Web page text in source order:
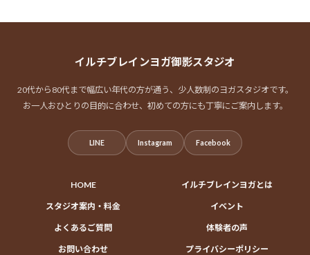
イルチブレインヨガ御影スタジオ
20代から80代まで幅広い年代の方が通う、少人数制のヨガスタジオです。
お一人おひとりの目的に合わせ、初めての方にも丁寧にご案内します。
LINE Instagram Facebook
HOME イルチブレインヨガとは
スタジオ案内・料金 イベント
よくあるご質問 体験者の声
お問い合わせ プライバシーポリシー